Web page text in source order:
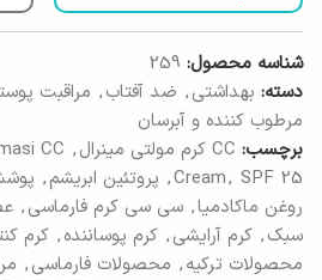
شناسه محصول: 259
دسته: بهداشتی, ضد آفتاب, مراقبت
مرطوب کننده و آبرسان
برچسب: CC کرم مولتی مینرال ,
CC
Cream, SPF 25
, پروتئین ابریشم,
روغن ماکادمیا, سی سی کرم فارماسی,
سبک, کرم آرایشی, کرم پوساننده, کرم
محصولات ترکیه, محصولات فارماسی,